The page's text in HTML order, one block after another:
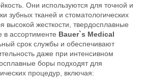
Они используются для точной и
зубных тканей и стоматологических
высокой жесткости, твердосплавные
ассортименте Bauer`s Medical
срок службы и обеспечивают
даже при интенсивном
боры подходят для
процедур, включая: